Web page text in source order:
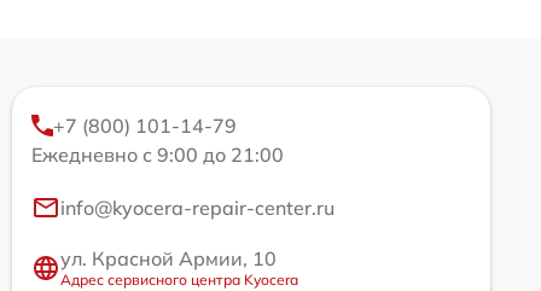
+7 (800) 101-14-79
Ежедневно с 9:00 до 21:00
info@kyocera-repair-center.ru
ул. Красной Армии, 10
Адрес сервисного центра Kyocera